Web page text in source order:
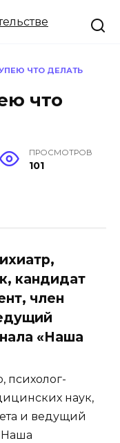
ЧТО ДЕЛАТЬ
что
ПРОСМОТРОВ
101
кандидат
член
«Наша
психолог-
наук,
и ведущий